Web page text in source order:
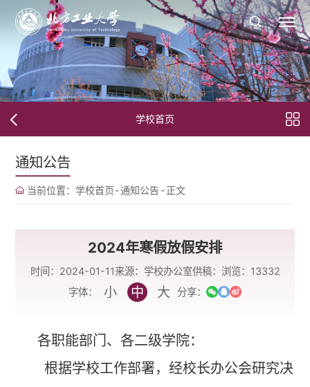
学校首页
通知公告
当前位置： 学校首页-通知公告-正文
2024年寒假放假安排
时间：2024-01-11来源：学校办公室供稿： 浏览： 13332
字体：
小 中 大 分享：
各职能部门、各二级学院：
根据学校工作部署，经校长办公会研究决